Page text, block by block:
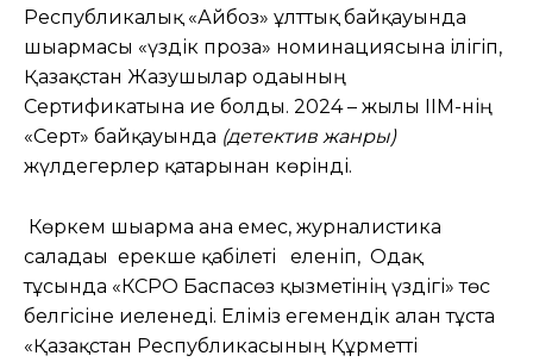
Республикалық «Айбоз» ұлттық байқауында
шығармасы «үздік проза» номинациясына ілігіп,
Қазақстан Жазушылар одағының
Сертификатына ие болды. 2024 – жылы ІІМ-нің
«Серт» байқауында (детектив жанры)
жүлдегерлер қатарынан көрінді.
Көркем шығарма ғана емес, журналистика
саладағы ерекше қабілеті еленіп, Одақ
тұсында «КСРО Баспасөз қызметінің үздігі» төс
белгісіне иеленеді. Еліміз егемендік алған тұста
«Қазақстан Республикасының Құрметті